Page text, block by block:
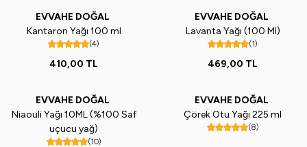
EVVAHE DOĞAL
Kantaron Yağı 100 ml
(4)
410,00 TL
EVVAHE DOĞAL
Lavanta Yağı (100 Ml)
(1)
469,00 TL
EVVAHE DOĞAL
Niaouli Yağı 10ML (%100 Saf
uçucu yağ)
(10)
EVVAHE DOĞAL
Çörek Otu Yağı 225 ml
(8)